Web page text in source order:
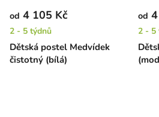
Dětská postel Medvídek
čistotný (bílá)
od 4 105 Kč
2 - 5 týdnů
od
2 - 5